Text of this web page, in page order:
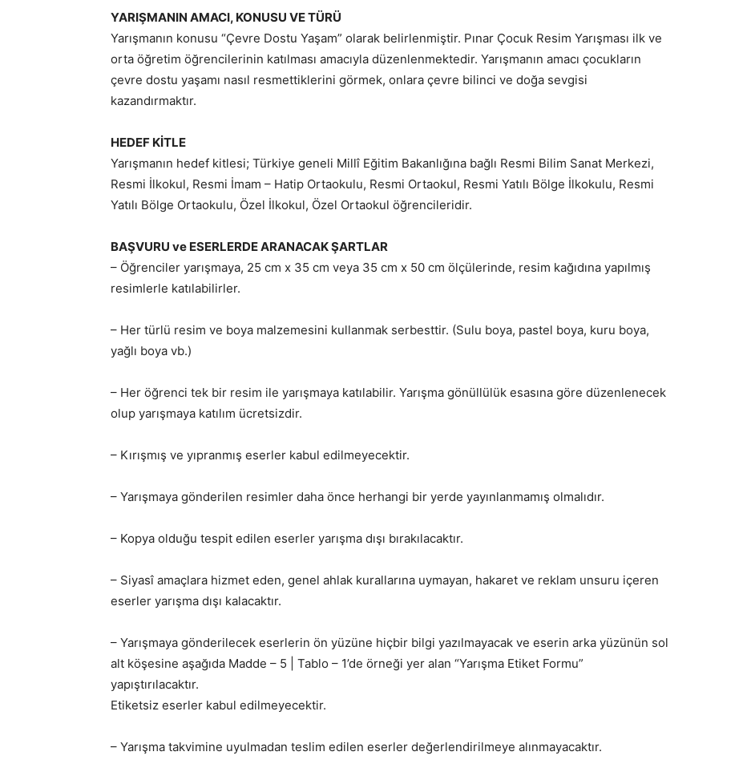
YARIŞMANIN AMACI, KONUSU VE TÜRÜ
Yarışmanın konusu “Çevre Dostu Yaşam” olarak belirlenmiştir. Pınar Çocuk Resim Yarışması ilk ve
orta öğretim öğrencilerinin katılması amacıyla düzenlenmektedir. Yarışmanın amacı çocukların
çevre dostu yaşamı nasıl resmettiklerini görmek, onlara çevre bilinci ve doğa sevgisi
kazandırmaktır.
HEDEF KİTLE
Yarışmanın hedef kitlesi; Türkiye geneli Millî Eğitim Bakanlığına bağlı Resmi Bilim Sanat Merkezi,
Resmi İlkokul, Resmi İmam – Hatip Ortaokulu, Resmi Ortaokul, Resmi Yatılı Bölge İlkokulu, Resmi
Yatılı Bölge Ortaokulu, Özel İlkokul, Özel Ortaokul öğrencileridir.
BAŞVURU ve ESERLERDE ARANACAK ŞARTLAR
– Öğrenciler yarışmaya, 25 cm x 35 cm veya 35 cm x 50 cm ölçülerinde, resim kağıdına yapılmış
resimlerle katılabilirler.
– Her türlü resim ve boya malzemesini kullanmak serbesttir. (Sulu boya, pastel boya, kuru boya,
yağlı boya vb.)
– Her öğrenci tek bir resim ile yarışmaya katılabilir. Yarışma gönüllülük esasına göre düzenlenecek
olup yarışmaya katılım ücretsizdir.
– Kırışmış ve yıpranmış eserler kabul edilmeyecektir.
– Yarışmaya gönderilen resimler daha önce herhangi bir yerde yayınlanmamış olmalıdır.
– Kopya olduğu tespit edilen eserler yarışma dışı bırakılacaktır.
– Siyasî amaçlara hizmet eden, genel ahlak kurallarına uymayan, hakaret ve reklam unsuru içeren
eserler yarışma dışı kalacaktır.
– Yarışmaya gönderilecek eserlerin ön yüzüne hiçbir bilgi yazılmayacak ve eserin arka yüzünün sol
alt köşesine aşağıda Madde – 5 | Tablo – 1’de örneği yer alan “Yarışma Etiket Formu”
yapıştırılacaktır.
Etiketsiz eserler kabul edilmeyecektir.
– Yarışma takvimine uyulmadan teslim edilen eserler değerlendirilmeye alınmayacaktır.